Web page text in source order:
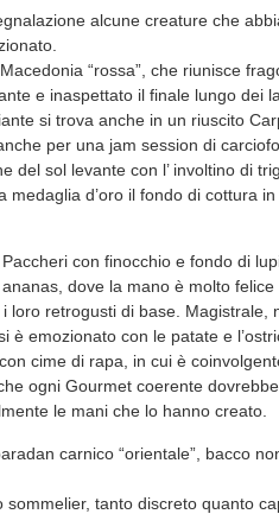
alcune creature che
“rossa”, che riunisce
e inaspettato il finale lungo dei
si trova anche in un riuscito
per una jam session di
del sol levante con l’ involtino di
medaglia d’oro il fondo di cottura
con finocchio e fondo di
dove la mano è molto
loro retrogusti di base. Magistrale,
è emozionato con le patate e
cime di rapa, in cui è
ogni Gourmet coerente
le mani che lo hanno creato.
carnico “orientale”, bacco
sommelier, tanto discreto quanto